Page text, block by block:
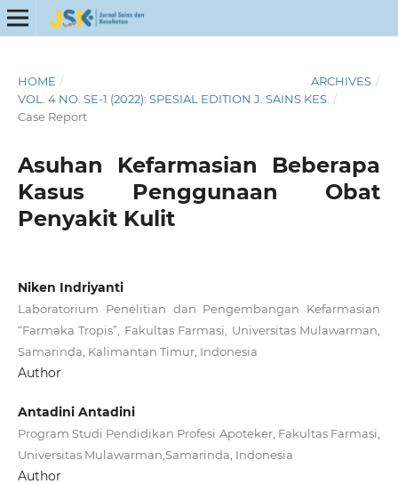
HOME / ARCHIVES /
VOL. 4 NO. SE-1 (2022): SPESIAL EDITION J. SAINS KES. /
Case Report
Asuhan Kefarmasian Beberapa
Kasus Penggunaan Obat
Penyakit Kulit
Niken Indriyanti
Laboratorium Penelitian dan Pengembangan Kefarmasian
“Farmaka Tropis”, Fakultas Farmasi, Universitas Mulawarman,
Samarinda, Kalimantan Timur, Indonesia
Author
Antadini Antadini
Program Studi Pendidikan Profesi Apoteker, Fakultas Farmasi,
Universitas Mulawarman,Samarinda, Indonesia
Author